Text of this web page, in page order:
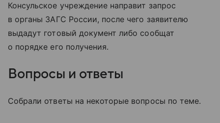
Консульское учреждение направит запрос
в органы ЗАГС России, после чего заявителю
выдадут готовый документ либо сообщат
о порядке его получения.
Вопросы и ответы
Собрали ответы на некоторые вопросы по теме.